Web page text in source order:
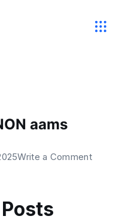
aams
Write a Commenton